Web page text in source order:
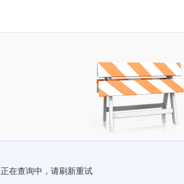
正在查询中，请刷新重试